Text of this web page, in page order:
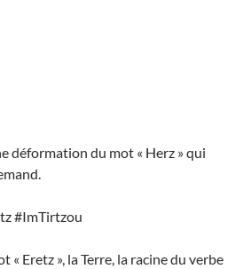
déformation du mot « Herz » qui
#ImTirtzou
« Eretz », la Terre, la racine du verbe